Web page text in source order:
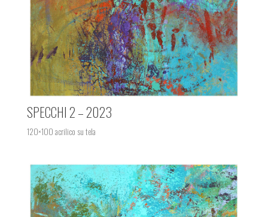
SPECCHI 2 – 2023
120×100 acrilico su tela